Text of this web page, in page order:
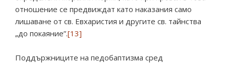
отношение се предвиждат като наказания само
лишаване от св. Евхаристия и другите св. тайнства
„до покаяние”.[13]
Поддържниците на педобаптизма сред